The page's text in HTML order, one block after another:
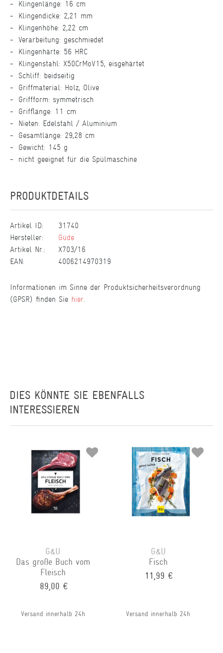
Klingenlänge: 16 cm
Klingendicke: 2,21 mm
Klingenhöhe: 2,22 cm
Verarbeitung: geschmiedet
Klingenhärte: 56 HRC
Klingenstahl: X50CrMoV15, eisgehärtet
Schliff: beidseitig
Griffmaterial: Holz, Olive
Griffform: symmetrisch
Grifflänge: 11 cm
Nieten: Edelstahl / Aluminium
Gesamtlänge: 29,28 cm
Gewicht: 145 g
nicht geeignet für die Spülmaschine
PRODUKTDETAILS
Artikel ID:
31740
Hersteller:
Güde
Artikel Nr.:
X703/16
EAN:
4006214970319
Informationen im Sinne der Produktsicherheitsverordnung
(GPSR) finden Sie hier
DIES KÖNNTE SIE EBENFALLS
INTERESSIEREN
G&U
Das große Buch vom
Fleisch
89,00 €
Versand innerhalb 24h
G&U
Fisch
11,99 €
Versand innerhalb 24h